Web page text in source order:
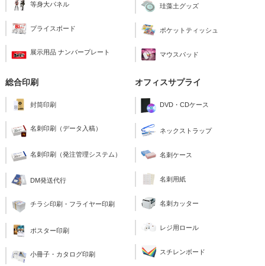
等身大パネル
プライスボード
展示用品 ナンバープレート
珪藻土グッズ
ポケットティッシュ
マウスパッド
総合印刷
封筒印刷
名刺印刷（データ入稿）
名刺印刷（発注管理システム）
DM発送代行
チラシ印刷・フライヤー印刷
ポスター印刷
小冊子・カタログ印刷
オフィスサプライ
DVD・CDケース
ネックストラップ
名刺ケース
名刺用紙
名刺カッター
レジ用ロール
スチレンボード